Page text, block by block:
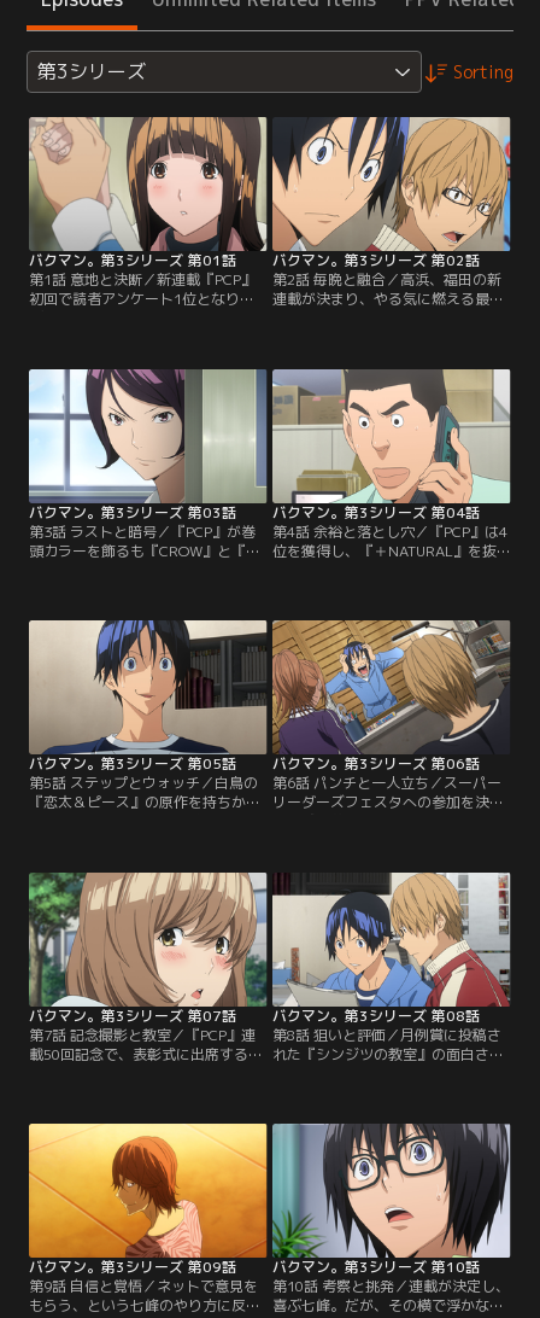
第3シリーズ Sorting
バクマン。第3シリーズ 第01話
第1話 意地と決断／新連載『PCP』
初回で読者アンケート1位となり喜
た。亜城木夢叶のペンネームの秘密
に勘づいた岩瀬は…。オーディショ
ンを受けてほしくない本心とは裏腹
に、最高は亜豆を止めようとはせ
ず、亜豆もすぐには結論を出せな
い。オーディション当日…。【提
供：バンダイチャンネル】
バクマン。第3シリーズ 第02話
第2話 毎晩と融合／高浜、福田の新
連載が決まり、やる気に燃える最高
瀬から電話が…！エイジと岩瀬を超
えるべく、絵のタッチを変えて
『PCP』の順位を上げる亜城木夢
叶。一方のエイジは挑戦的な手法の
『CROW』で2人を迎え撃つ。そし
て岩瀬にも秘策が…？【提供：バン
ダイチャンネル】
バクマン。第3シリーズ 第03話
第3話 ラストと暗号／『PCP』が巻
頭カラーを飾るも『CROW』と『＋
アンケートに3位票が多いことに、
逆転の可能性を発見する！「シリー
ズもの」と「ライバル」で逆転を狙
う亜城木夢叶。最高と服部の評価は
よいものの、自分の原作に納得がい
かない秋人…。【提供：バンダイチ
ャンネル】
バクマン。第3シリーズ 第04話
第4話 余裕と落とし穴／『PCP』は4
位を獲得し、『＋NATURAL』を抜
じませる。そして『PCP』ドラマCD
化が決定！最高は、ヒロイン役声優
に亜豆の名を指名する。ノベライズ
化も決まり、絶好調の亜城木夢叶だ
ったが、服部からの一言に衝撃を受
ける！？【提供：バンダイチャンネ
ル】
バクマン。第3シリーズ 第05話
第5話 ステップとウォッチ／白鳥の
『恋太＆ピース』の原作を持ちかけ
考えたい最高だが、秋人が『恋太』
を引き受けたことで話を切り出せな
い。原作者として成長する秋人を見
た最高は、とある決心をする！白鳥
は本格的に連載を目指すが、母親の
強い反対を受け家出する…。【提
供：バンダイチャンネル】
バクマン。第3シリーズ 第06話
第6話 パンチと一人立ち／スーパー
リーダーズフェスタへの参加を決め
画を描く決意をする。新年会で、
「自分もフェスタに参加させろ」と
迫る福田。亜城木たちが恋愛漫画を
描くと聞き、自分も恋愛漫画を描く
と宣言する。そして、編集長に対し
て驚きの提案をする！？【提供：バ
ンダイチャンネル】
バクマン。第3シリーズ 第07話
第7話 記念撮影と教室／『PCP』連
載50回記念で、表彰式に出席する亜
ブフェスタの結果を受け、蒼樹との
お茶会を条件に新連載を狙う平丸。
しかし吉田の策略を疑う平丸は、吉
田との約束を破り、思わぬ行動に出
る！？『PCP』に集中することを決
めた最高と秋人…。【提供：バンダ
イチャンネル】
バクマン。第3シリーズ 第08話
第8話 狙いと評価／月例賞に投稿さ
れた『シンジツの教室』の面白さに
七峰の担当についた小杉は、よく喋
る七峰に圧倒されながらも、七峰の
社交的な性格と頭の回転の速さに期
待をよせる。『シンジツの教室』は
高い評価を受けながらも…。【提
供：バンダイチャンネル】
バクマン。第3シリーズ 第09話
第9話 自信と覚悟／ネットで意見を
もらう、という七峰のやり方に反対
バクマン。第3シリーズ 第10話
第10話 考察と挑発／連載が決定し、
喜ぶ七峰。だが、その横で浮かない